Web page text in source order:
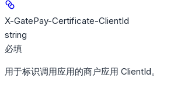
X-GatePay-Certificate-ClientId
string
必填
用于标识调用应用的商户应用 ClientId。